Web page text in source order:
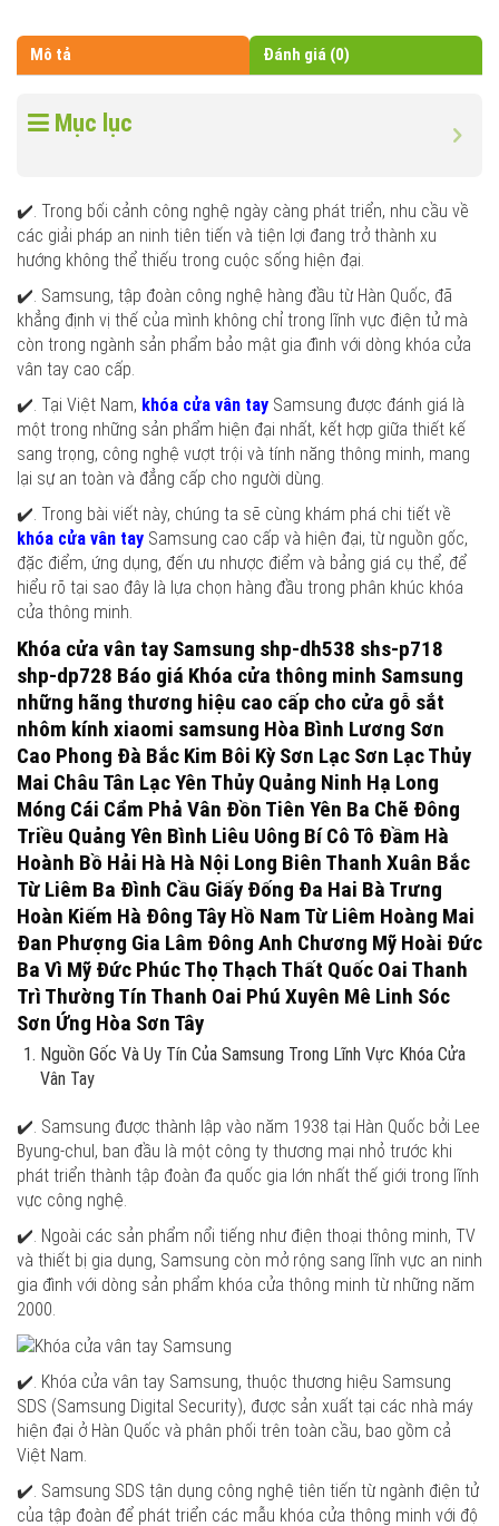
Mô tả Đánh giá (0)
Mục lục
✔️. Trong bối cảnh công nghệ ngày càng phát triển, nhu cầu về
các giải pháp an ninh tiên tiến và tiện lợi đang trở thành xu
hướng không thể thiếu trong cuộc sống hiện đại.
✔️. Samsung, tập đoàn công nghệ hàng đầu từ Hàn Quốc, đã
khẳng định vị thế của mình không chỉ trong lĩnh vực điện tử mà
còn trong ngành sản phẩm bảo mật gia đình với dòng khóa cửa
vân tay cao cấp.
✔️. Tại Việt Nam, khóa cửa vân tay Samsung được đánh giá là
một trong những sản phẩm hiện đại nhất, kết hợp giữa thiết kế
sang trọng, công nghệ vượt trội và tính năng thông minh, mang
lại sự an toàn và đẳng cấp cho người dùng.
✔️. Trong bài viết này, chúng ta sẽ cùng khám phá chi tiết về
khóa cửa vân tay Samsung cao cấp và hiện đại, từ nguồn gốc,
đặc điểm, ứng dụng, đến ưu nhược điểm và bảng giá cụ thể, để
hiểu rõ tại sao đây là lựa chọn hàng đầu trong phân khúc khóa
cửa thông minh.
Khóa cửa vân tay Samsung shp-dh538 shs-p718
shp-dp728 Báo giá Khóa cửa thông minh Samsung
những hãng thương hiệu cao cấp cho cửa gỗ sắt
nhôm kính xiaomi samsung Hòa Bình Lương Sơn
Cao Phong Đà Bắc Kim Bôi Kỳ Sơn Lạc Sơn Lạc Thủy
Mai Châu Tân Lạc Yên Thủy Quảng Ninh Hạ Long
Móng Cái Cẩm Phả Vân Đồn Tiên Yên Ba Chẽ Đông
Triều Quảng Yên Bình Liêu Uông Bí Cô Tô Đầm Hà
Hoành Bồ Hải Hà Hà Nội Long Biên Thanh Xuân Bắc
Từ Liêm Ba Đình Cầu Giấy Đống Đa Hai Bà Trưng
Hoàn Kiếm Hà Đông Tây Hồ Nam Từ Liêm Hoàng Mai
Đan Phượng Gia Lâm Đông Anh Chương Mỹ Hoài Đức
Ba Vì Mỹ Đức Phúc Thọ Thạch Thất Quốc Oai Thanh
Trì Thường Tín Thanh Oai Phú Xuyên Mê Linh Sóc
Sơn Ứng Hòa Sơn Tây
Nguồn Gốc Và Uy Tín Của Samsung Trong Lĩnh Vực Khóa Cửa
Vân Tay
✔️. Samsung được thành lập vào năm 1938 tại Hàn Quốc bởi Lee
Byung-chul, ban đầu là một công ty thương mại nhỏ trước khi
phát triển thành tập đoàn đa quốc gia lớn nhất thế giới trong lĩnh
vực công nghệ.
✔️. Ngoài các sản phẩm nổi tiếng như điện thoại thông minh, TV
và thiết bị gia dụng, Samsung còn mở rộng sang lĩnh vực an ninh
gia đình với dòng sản phẩm khóa cửa thông minh từ những năm
2000.
✔️. Khóa cửa vân tay Samsung, thuộc thương hiệu Samsung
SDS (Samsung Digital Security), được sản xuất tại các nhà máy
hiện đại ở Hàn Quốc và phân phối trên toàn cầu, bao gồm cả
Việt Nam.
✔️. Samsung SDS tận dụng công nghệ tiên tiến từ ngành điện tử
của tập đoàn để phát triển các mẫu khóa cửa thông minh với độ